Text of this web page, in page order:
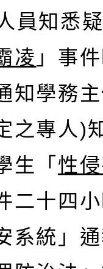
員知悉
凌 」事
知學務
之專人)
生「 性
二十四
系統」